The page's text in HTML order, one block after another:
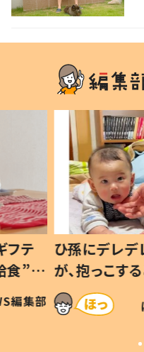
レな80歳じいじ
ると…ひ孫の反応に
」「可愛くて仕方な
ほ・とせなNEWS編集部